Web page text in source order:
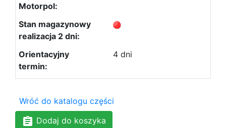
4 dni
Wróć do katalogu części
Dodaj do koszyka